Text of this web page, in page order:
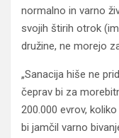
normalno in varno
svojih štirih otrok
družine, ne morejo
„Sanacija hiše ne
čeprav bi za
200.000 evrov,
bi jamčil varno